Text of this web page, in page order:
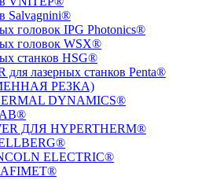
Salvagnini®
головок IPG Photonics®
головок WSX®
станков HSG®
лазерных станков Penta®
РЕЗКА)
DYNAMICS®
ДЛЯ HYPERTHERM®
ELECTRIC®